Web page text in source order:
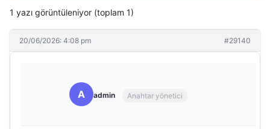
1 yazı görüntüleniyor (toplam 1)
20/06/2026: 4:08 pm #29140
A admin Anahtar yönetici